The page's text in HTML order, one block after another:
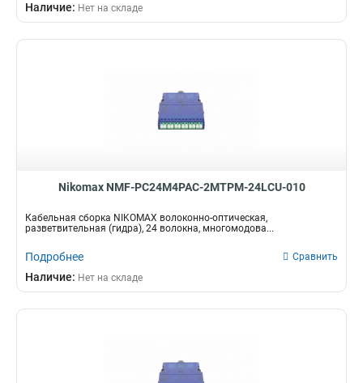
Наличие: Нет на складе
Nikomax NMF-PC24M4PAC-2MTPM-24LCU-010
Кабельная сборка NIKOMAX волоконно-оптическая,
разветвительная (гидра), 24 волокна, многомодова...
Подробнее Сравнить
Наличие: Нет на складе